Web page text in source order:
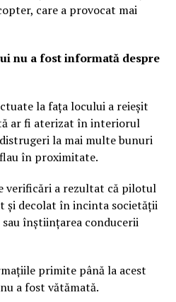
care a provocat mai
nu a fost informată despre
la fața locului a reieșit
ar fi aterizat în interiorul
la mai multe bunuri
în proximitate.
verificări a rezultat că pilotul
și decolat în incinta societății
înștiințarea conducerii
primite până la acest
a fost vătămată.